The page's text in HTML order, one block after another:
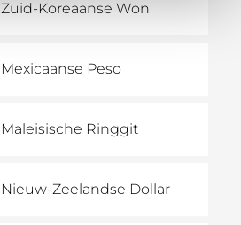
Zuid-Koreaanse Won
Mexicaanse Peso
Maleisische Ringgit
Nieuw-Zeelandse Dollar